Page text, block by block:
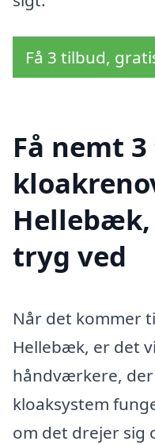
Få 3 tilbud,
Få nemt
tryg ved
Når det kommer
Hellebæk, er det
håndværkere,
kloaksystem
om det drejer sig